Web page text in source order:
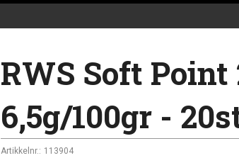
RWS Soft Point
6,5g/100gr -
Artikkelnr.: 113904